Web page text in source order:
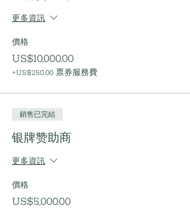
更多資訊
價格
US$10,000.00
+US$250.00 票券服務費
銷售已完結
银牌赞助商
更多資訊
價格
US$5,000.00